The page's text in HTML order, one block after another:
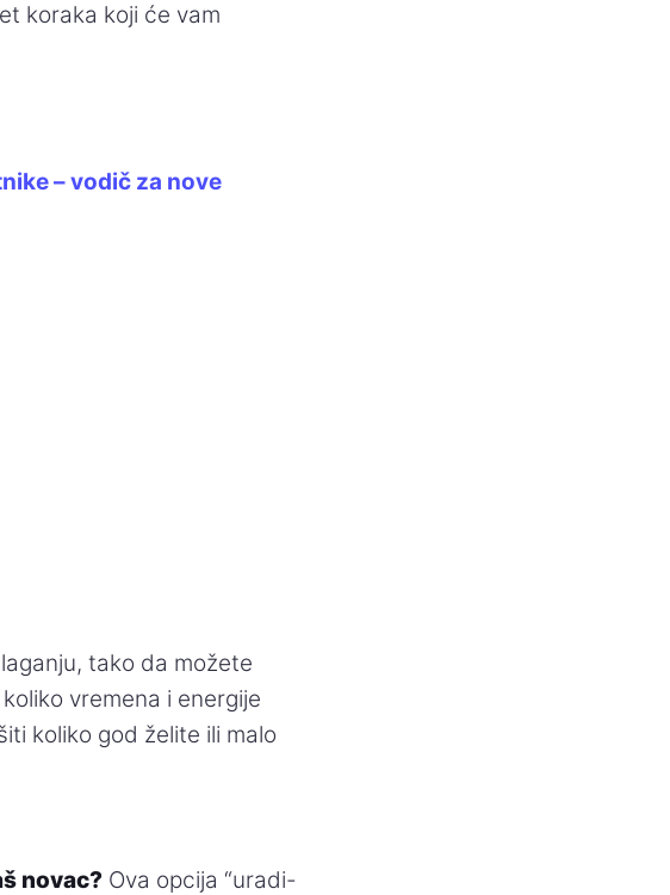
koraka koji će vam
– vodič za nove
tako da možete
vremena i energije
koliko god želite ili malo
novac? Ova opcija “uradi-